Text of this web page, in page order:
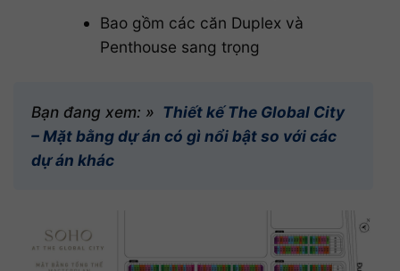
Bao gồm các căn Duplex và
Penthouse sang trọng
Bạn đang xem: » Thiết kế The Global City
– Mặt bằng dự án có gì nổi bật so với các
dự án khác